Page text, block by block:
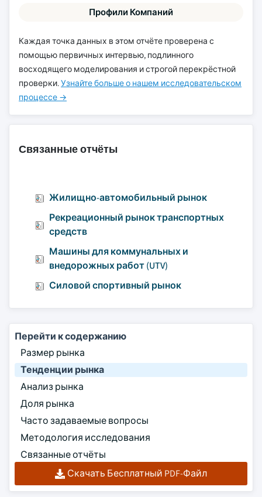
Профили Компаний
Каждая точка данных в этом отчёте проверена с
помощью первичных интервью, подлинного
восходящего моделирования и строгой перекрёстной
проверки.Узнайте больше о нашем исследовательском
процессе →
Связанные отчёты
Жилищно-автомобильный рынок
Рекреационный рынок транспортных
средств
Машины для коммунальных и
внедорожных работ (UTV)
Силовой спортивный рынок
Перейти к содержанию
Размер рынка
Тенденции рынка
Анализ рынка
Доля рынка
Часто задаваемые вопросы
Методология исследования
Связанные отчёты
Скачать Бесплатный PDF-Файл